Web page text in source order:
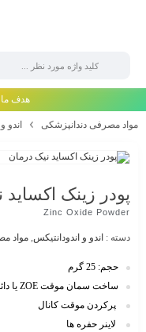
هدف
مواد مصرفی دندانپزشکی اندو
پودر زینک
Zinc Oxide Powder
دسته : اندو و اندودانتیکس, مواد
حجم: 25 گرم
ساخت سمان موقت ZOE یا دائم
پرکردن موقت کانال
لاینر حفره ها